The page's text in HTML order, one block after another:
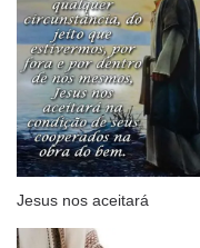
Jesus nos aceitará